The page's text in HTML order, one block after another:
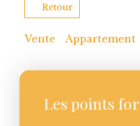
Retour
Vente Appartement
Les points